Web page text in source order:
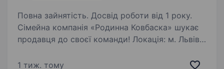
Повна зайнятість. Досвід роботи від 1 року.
Сімейна компанія «Родинна Ковбаска» шукає
продавця до своєї команди! Локація: м. Львів,
позмінний графік 3/3 Пн-Пт: 07:00—20:00 Сб:
1 тиж. тому